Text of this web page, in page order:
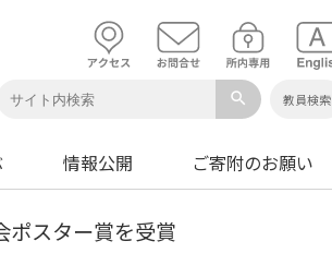
search 教員検索
情報公開 ご寄附のお願い
ポスター賞を受賞